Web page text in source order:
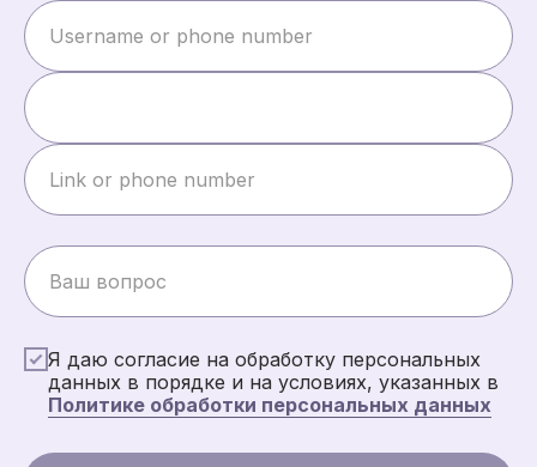
Я даю согласие на обработку персональных
данных в порядке и на условиях, указанных в
Политике обработки персональных данных